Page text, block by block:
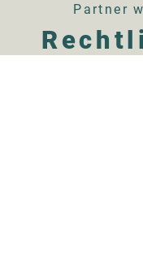
Partner